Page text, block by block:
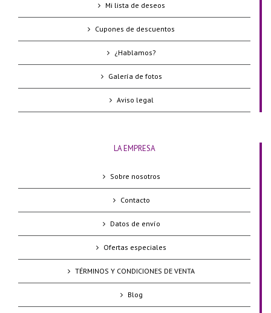
Mi lista de deseos
Cupones de descuentos
¿Hablamos?
Galería de fotos
Aviso legal
LA EMPRESA
Sobre nosotros
Contacto
Datos de envío
Ofertas especiales
TÉRMINOS Y CONDICIONES DE VENTA
Blog